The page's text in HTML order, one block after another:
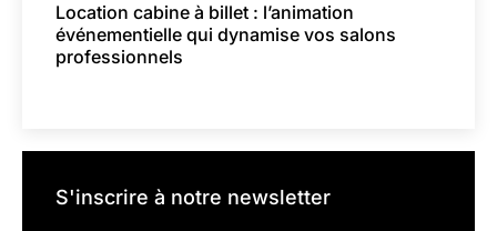
Location cabine à billet : l’animation
événementielle qui dynamise vos salons
professionnels
S'inscrire à notre newsletter